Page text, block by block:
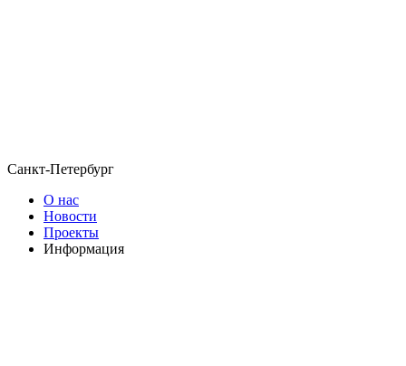
Санкт-Петербург
О нас
Новости
Проекты
Информация